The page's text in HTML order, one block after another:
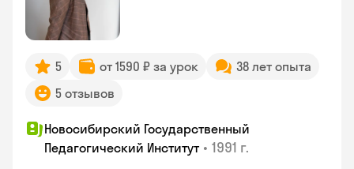
5 от 1590 ₽ за урок
38 лет опыта
5 отзывов
Новосибирский Государственный
Педагогический Институт • 1991 г.